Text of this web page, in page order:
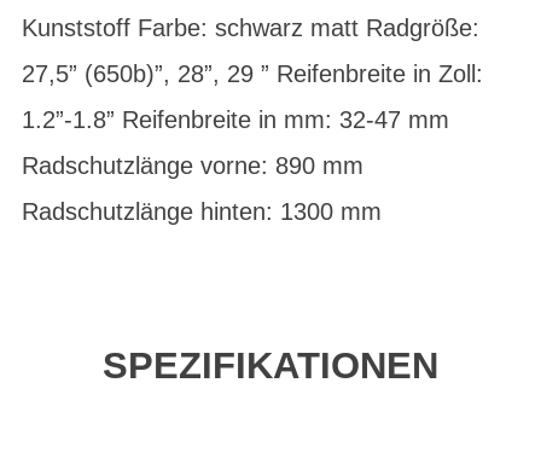
Kunststoff Farbe: schwarz matt Radgröße:
27,5” (650b)”, 28”, 29 ” Reifenbreite in Zoll:
1.2”-1.8” Reifenbreite in mm: 32-47 mm
Radschutzlänge vorne: 890 mm
Radschutzlänge hinten: 1300 mm
SPEZIFIKATIONEN